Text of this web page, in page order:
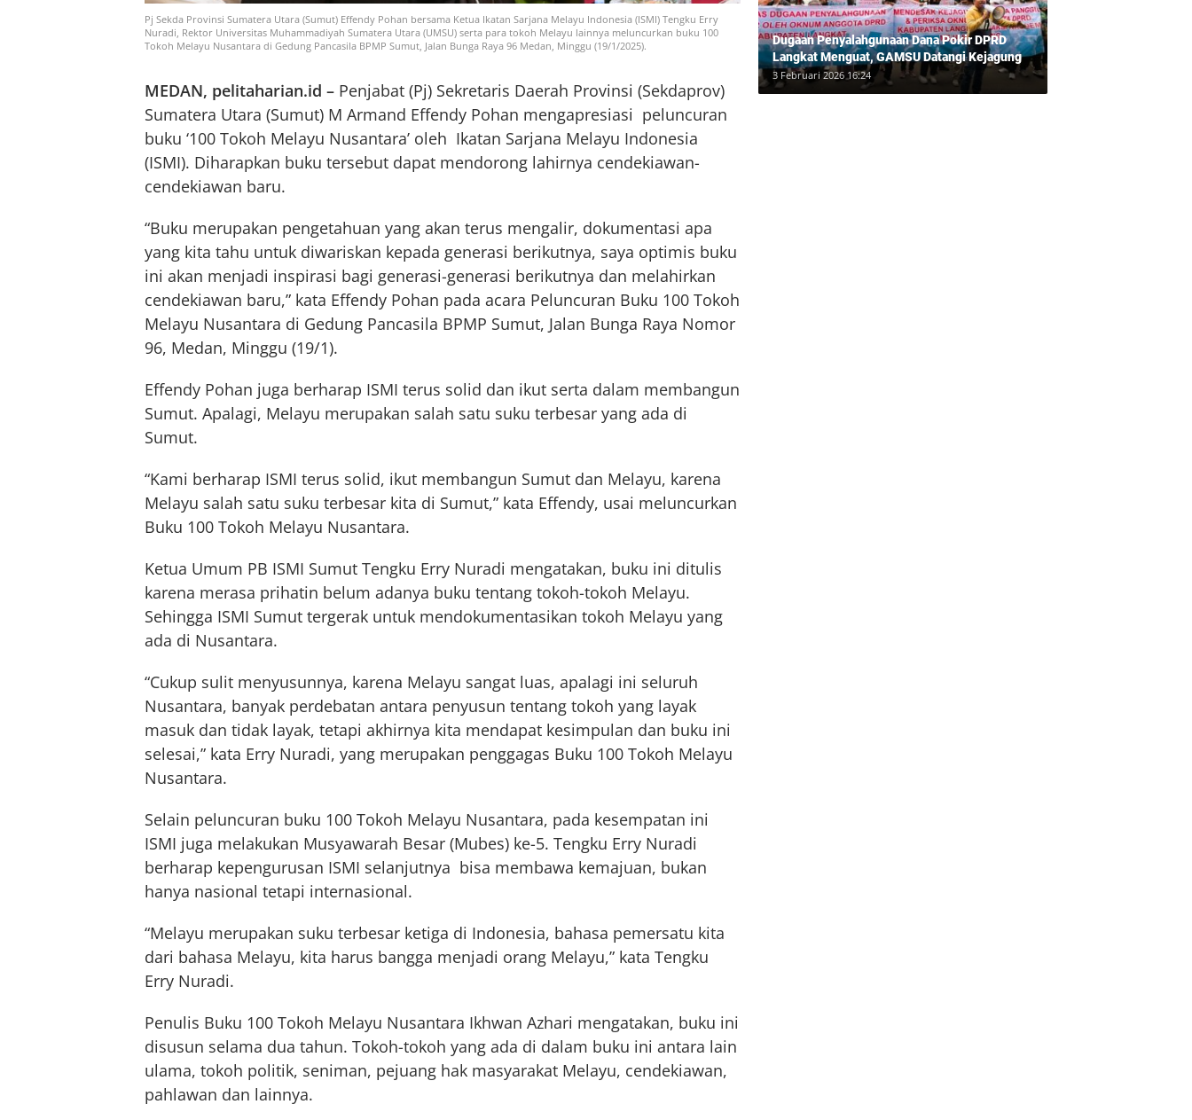
Pj Sekda Provinsi Sumatera Utara (Sumut) Effendy Pohan bersama Ketua Ikatan Sarjana Melayu Indonesia (ISMI) Tengku Erry
Nuradi, Rektor Universitas Muhammadiyah Sumatera Utara (UMSU) serta para tokoh Melayu lainnya meluncurkan buku 100
Tokoh Melayu Nusantara di Gedung Pancasila BPMP Sumut, Jalan Bunga Raya 96 Medan, Minggu (19/1/2025).
MEDAN, pelitaharian.id – Penjabat (Pj) Sekretaris Daerah Provinsi (Sekdaprov)
Sumatera Utara (Sumut) M Armand Effendy Pohan mengapresiasi peluncuran
buku ‘100 Tokoh Melayu Nusantara’ oleh Ikatan Sarjana Melayu Indonesia
(ISMI). Diharapkan buku tersebut dapat mendorong lahirnya cendekiawan-
cendekiawan baru.
“Buku merupakan pengetahuan yang akan terus mengalir, dokumentasi apa
yang kita tahu untuk diwariskan kepada generasi berikutnya, saya optimis buku
ini akan menjadi inspirasi bagi generasi-generasi berikutnya dan melahirkan
cendekiawan baru,” kata Effendy Pohan pada acara Peluncuran Buku 100 Tokoh
Melayu Nusantara di Gedung Pancasila BPMP Sumut, Jalan Bunga Raya Nomor
96, Medan, Minggu (19/1).
Effendy Pohan juga berharap ISMI terus solid dan ikut serta dalam membangun
Sumut. Apalagi, Melayu merupakan salah satu suku terbesar yang ada di
Sumut.
“Kami berharap ISMI terus solid, ikut membangun Sumut dan Melayu, karena
Melayu salah satu suku terbesar kita di Sumut,” kata Effendy, usai meluncurkan
Buku 100 Tokoh Melayu Nusantara.
Ketua Umum PB ISMI Sumut Tengku Erry Nuradi mengatakan, buku ini ditulis
karena merasa prihatin belum adanya buku tentang tokoh-tokoh Melayu.
Sehingga ISMI Sumut tergerak untuk mendokumentasikan tokoh Melayu yang
ada di Nusantara.
“Cukup sulit menyusunnya, karena Melayu sangat luas, apalagi ini seluruh
Nusantara, banyak perdebatan antara penyusun tentang tokoh yang layak
masuk dan tidak layak, tetapi akhirnya kita mendapat kesimpulan dan buku ini
selesai,” kata Erry Nuradi, yang merupakan penggagas Buku 100 Tokoh Melayu
Nusantara.
Selain peluncuran buku 100 Tokoh Melayu Nusantara, pada kesempatan ini
ISMI juga melakukan Musyawarah Besar (Mubes) ke-5. Tengku Erry Nuradi
berharap kepengurusan ISMI selanjutnya bisa membawa kemajuan, bukan
hanya nasional tetapi internasional.
“Melayu merupakan suku terbesar ketiga di Indonesia, bahasa pemersatu kita
dari bahasa Melayu, kita harus bangga menjadi orang Melayu,” kata Tengku
Erry Nuradi.
Penulis Buku 100 Tokoh Melayu Nusantara Ikhwan Azhari mengatakan, buku ini
disusun selama dua tahun. Tokoh-tokoh yang ada di dalam buku ini antara lain
ulama, tokoh politik, seniman, pejuang hak masyarakat Melayu, cendekiawan,
pahlawan dan lainnya.
Dugaan Penyalahgunaan Dana Pokir DPRD
Langkat Menguat, GAMSU Datangi Kejagung
3 Februari 2026 16:24